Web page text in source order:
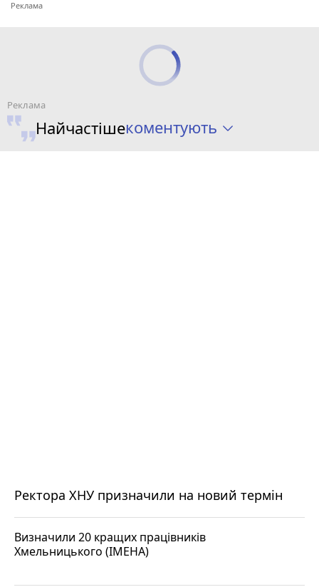
Найчастішекоментують
Ректора ХНУ призначили на новий термін
Визначили 20 кращих працівників
Хмельницького (ІМЕНА)